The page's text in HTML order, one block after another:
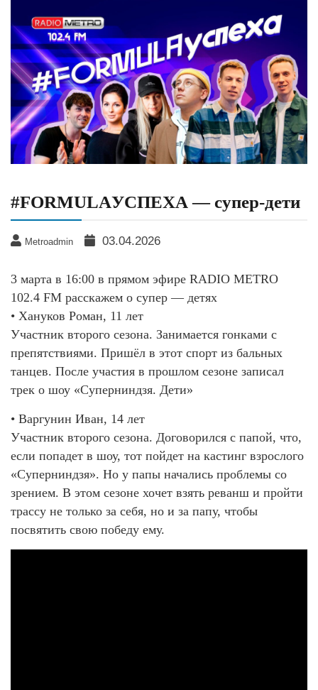
#FORMULAУСПЕХА — супер-дети
Metroadmin 03.04.2026
3 марта в 16:00 в прямом эфире RADIO METRO
102.4 FM расскажем о супер — детях
• Хануков Роман, 11 лет
Участник второго сезона. Занимается гонками с
препятствиями. Пришёл в этот спорт из бальных
танцев. После участия в прошлом сезоне записал
трек о шоу «Суперниндзя. Дети»
• Варгунин Иван, 14 лет
Участник второго сезона. Договорился с папой, что,
если попадет в шоу, тот пойдет на кастинг взрослого
«Суперниндзя». Но у папы начались проблемы со
зрением. В этом сезоне хочет взять реванш и пройти
трассу не только за себя, но и за папу, чтобы
посвятить свою победу ему.